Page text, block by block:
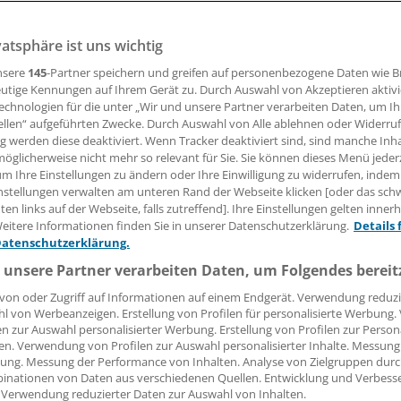
17:43 Uhr
Berliner Senatsgesundheitsverwaltung unterstützt die
Bayerns und Sachsens zum Versandhandel mit
für den Versand verschreibungspflichtiger
werden.
Benjamin-Immanuel Hoff: "Bei der
müssen die Qualität und Sicherheit der
der Patienten im Vordergrund stehen."
ist uns wichtig
145-Partner speichern und greifen auf personenbezogene Daten wie
Kennungen auf Ihrem Gerät zu. Durch Auswahl von Akzeptieren
für die unter „Wir und unsere Partner verarbeiten Daten, um
aufgeführten Zwecke. Durch Auswahl von Alle ablehnen oder
werden diese deaktiviert. Wenn Tracker deaktiviert sind, sind manche
nicht mehr so relevant für Sie. Sie können dieses Menü
Ihre Einstellungen zu ändern oder Ihre Einwilligung zu widerrufen, indem
verwalten am unteren Rand der Webseite klicken [oder das
links auf der Webseite, falls zutreffend]. Ihre Einstellungen gelten
Informationen finden Sie in unserer Datenschutzerklärung. Details
Partner verarbeiten Daten, um Folgendes
oder Zugriff auf Informationen auf einem Endgerät. Verwendung
von Werbeanzeigen. Erstellung von Profilen für personalisierte
zur Auswahl personalisierter Werbung. Erstellung von Profilen zur
Verwendung von Profilen zur Auswahl personalisierter Inhalte.
Messung der Performance von Inhalten. Analyse von Zielgruppen
von Daten aus verschiedenen Quellen. Entwicklung und
reduzierter Daten zur Auswahl von Inhalten.